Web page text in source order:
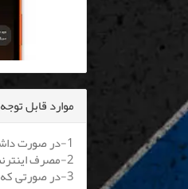
موارد قابل توجه
1-در صورت داشتن هرگونه مشکلی، لطفا با پشتیبانی آنلاین یا
2-مصرف اینترنت برای خرید قانونی از سرورهای IR نیم بها می باشد. کلیه اپراتورها موظف به اعمال هستند.
3-در صورتی که فایل را خریداری کرده اید لطفا ابتدا وارد سایت شوید تا بتوانید فایل را دانلود نمایید